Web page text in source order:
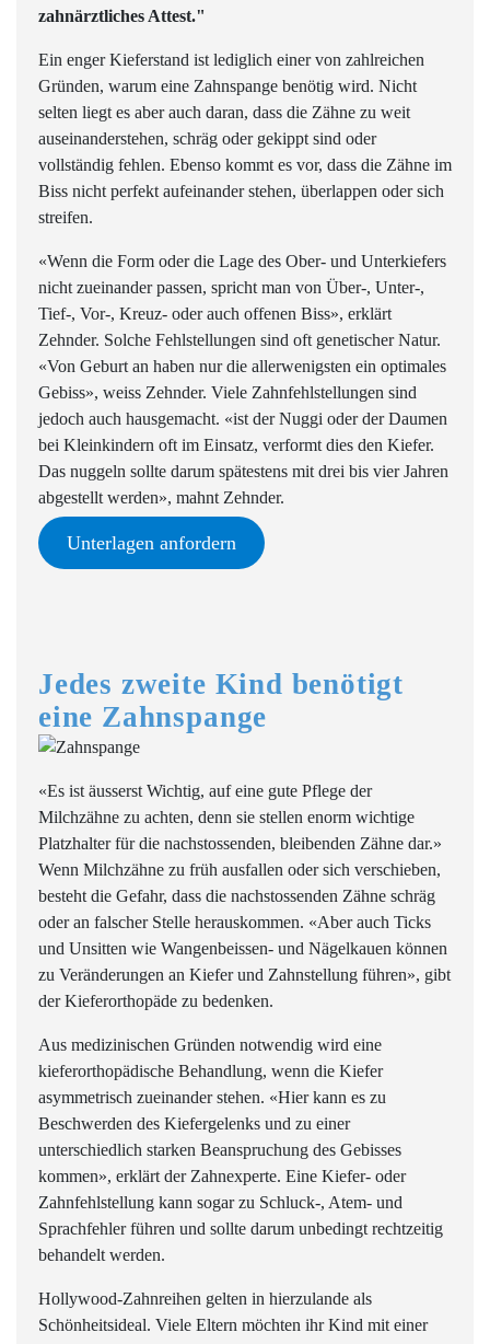
zahnärztliches Attest."
Ein enger Kieferstand ist lediglich einer von zahlreichen
Gründen, warum eine Zahnspange benötig wird. Nicht
selten liegt es aber auch daran, dass die Zähne zu weit
auseinanderstehen, schräg oder gekippt sind oder
vollständig fehlen. Ebenso kommt es vor, dass die Zähne im
Biss nicht perfekt aufeinander stehen, überlappen oder sich
streifen.
«Wenn die Form oder die Lage des Ober- und Unterkiefers
nicht zueinander passen, spricht man von Über-, Unter-,
Tief-, Vor-, Kreuz- oder auch offenen Biss», erklärt
Zehnder. Solche Fehlstellungen sind oft genetischer Natur.
«Von Geburt an haben nur die allerwenigsten ein optimales
Gebiss», weiss Zehnder. Viele Zahnfehlstellungen sind
jedoch auch hausgemacht. «ist der Nuggi oder der Daumen
bei Kleinkindern oft im Einsatz, verformt dies den Kiefer.
Das nuggeln sollte darum spätestens mit drei bis vier Jahren
abgestellt werden», mahnt Zehnder.
Unterlagen anfordern
Jedes zweite Kind benötigt
eine Zahnspange
«Es ist äusserst Wichtig, auf eine gute Pflege der
Milchzähne zu achten, denn sie stellen enorm wichtige
Platzhalter für die nachstossenden, bleibenden Zähne dar.»
Wenn Milchzähne zu früh ausfallen oder sich verschieben,
besteht die Gefahr, dass die nachstossenden Zähne schräg
oder an falscher Stelle herauskommen. «Aber auch Ticks
und Unsitten wie Wangenbeissen- und Nägelkauen können
zu Veränderungen an Kiefer und Zahnstellung führen», gibt
der Kieferorthopäde zu bedenken.
Aus medizinischen Gründen notwendig wird eine
kieferorthopädische Behandlung, wenn die Kiefer
asymmetrisch zueinander stehen. «Hier kann es zu
Beschwerden des Kiefergelenks und zu einer
unterschiedlich starken Beanspruchung des Gebisses
kommen», erklärt der Zahnexperte. Eine Kiefer- oder
Zahnfehlstellung kann sogar zu Schluck-, Atem- und
Sprachfehler führen und sollte darum unbedingt rechtzeitig
behandelt werden.
Hollywood-Zahnreihen gelten in hierzulande als
Schönheitsideal. Viele Eltern möchten ihr Kind mit einer